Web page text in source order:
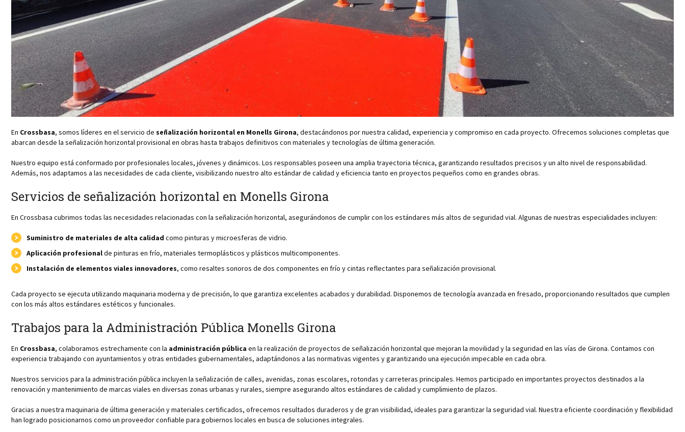
En Crossbasa, somos líderes en el servicio de señalización horizontal en Monells Girona, destacándonos por nuestra calidad, experiencia y compromiso en cada proyecto. Ofrecemos soluciones completas que
abarcan desde la señalización horizontal provisional en obras hasta trabajos definitivos con materiales y tecnologías de última generación.
Nuestro equipo está conformado por profesionales locales, jóvenes y dinámicos. Los responsables poseen una amplia trayectoria técnica, garantizando resultados precisos y un alto nivel de responsabilidad.
Además, nos adaptamos a las necesidades de cada cliente, visibilizando nuestro alto estándar de calidad y eficiencia tanto en proyectos pequeños como en grandes obras.
Servicios de señalización horizontal en Monells Girona
En Crossbasa cubrimos todas las necesidades relacionadas con la señalización horizontal, asegurándonos de cumplir con los estándares más altos de seguridad vial. Algunas de nuestras especialidades incluyen:
Suministro de materiales de alta calidad como pinturas y microesferas de vidrio.
Aplicación profesionalde pinturas en frío, materiales termoplásticos y plásticos multicomponentes.
Instalación de elementos viales innovadores, como resaltes sonoros de dos componentes en frío y cintas reflectantes para señalización provisional.
Cada proyecto se ejecuta utilizando maquinaria moderna y de precisión, lo que garantiza excelentes acabados y durabilidad. Disponemos de tecnología avanzada en fresado, proporcionando resultados que cumplen
con los más altos estándares estéticos y funcionales.
Trabajos para la Administración Pública Monells Girona
En Crossbasa, colaboramos estrechamente con la administración pública en la realización de proyectos de señalización horizontal que mejoran la movilidad y la seguridad en las vías de Girona. Contamos con
experiencia trabajando con ayuntamientos y otras entidades gubernamentales, adaptándonos a las normativas vigentes y garantizando una ejecución impecable en cada obra.
Nuestros servicios para la administración pública incluyen la señalización de calles, avenidas, zonas escolares, rotondas y carreteras principales. Hemos participado en importantes proyectos destinados a la
renovación y mantenimiento de marcas viales en diversas zonas urbanas y rurales, siempre asegurando altos estándares de calidad y cumplimiento de plazos.
Gracias a nuestra maquinaria de última generación y materiales certificados, ofrecemos resultados duraderos y de gran visibilidad, ideales para garantizar la seguridad vial. Nuestra eficiente coordinación y flexibilidad
han logrado posicionarnos como un proveedor confiable para gobiernos locales en busca de soluciones integrales.